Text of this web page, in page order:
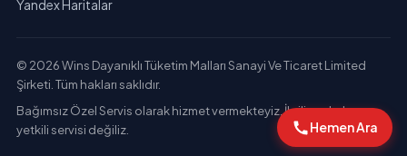
Yandex Haritalar
© 2026 Wins Dayanıklı Tüketim Malları Sanayi Ve Ticaret Limited
Şirketi. Tüm hakları saklıdır.
Bağımsız Özel Servis olarak hizmet vermekteyiz. İlgili markaların
yetkili servisi değiliz.
Hemen Ara